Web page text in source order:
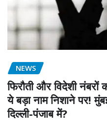
NEWS
फिरौती और विदेशी
ये बड़ा नाम निशाने पर!
दिल्ली-पंजाब में?